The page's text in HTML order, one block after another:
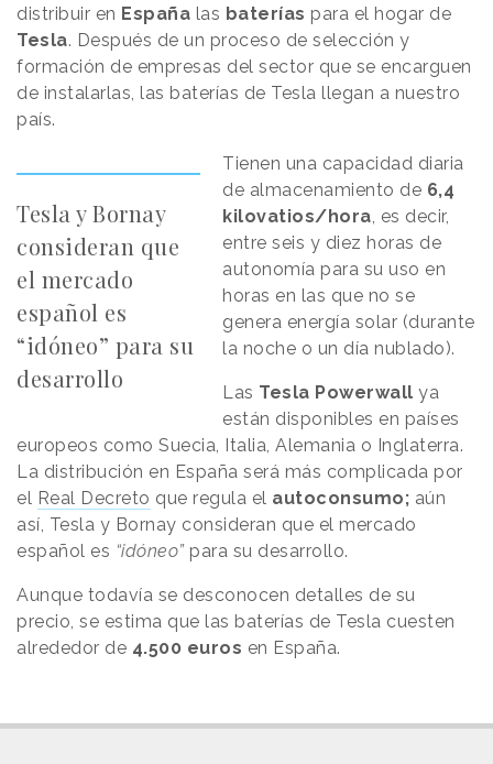
distribuir en España las baterías para el hogar de
Tesla. Después de un proceso de selección y
formación de empresas del sector que se encarguen
de instalarlas, las baterías de Tesla llegan a nuestro
país.
Tesla y Bornay
consideran que
el mercado
español es
“idóneo” para su
desarrollo
Tienen una capacidad diaria
de almacenamiento de 6,4
kilovatios/hora, es decir,
entre seis y diez horas de
autonomía para su uso en
horas en las que no se
genera energía solar (durante
la noche o un día nublado).
Las Tesla Powerwallya
están disponibles en países
europeos como Suecia, Italia, Alemania o Inglaterra.
La distribución en España será más complicada por
el Real Decreto que regula el autoconsumo; aún
así, Tesla y Bornay consideran que el mercado
español es “idóneo”para su desarrollo.
Aunque todavía se desconocen detalles de su
precio, se estima que las baterías de Tesla cuesten
alrededor de 4.500 euros en España.